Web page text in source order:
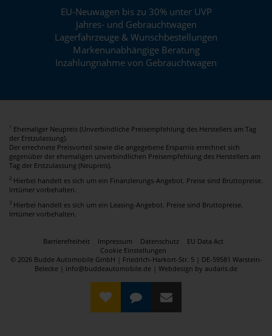
EU-Neuwagen bis zu 30% unter UVP
Jahres- und Gebrauchtwagen
Lagerfahrzeuge & Wunschbestellungen
Markenunabhängige Beratung
Inzahlungnahme von Gebrauchtwagen
1
Ehemaliger Neupreis (Unverbindliche Preisempfehlung des Herstellers am Tag
der Erstzulassung).
Der errechnete Preisvorteil sowie die angegebene Ersparnis errechnet sich
gegenüber der ehemaligen unverbindlichen Preisempfehlung des Herstellers am
Tag der Erstzulassung (Neupreis).
2 Hierbei handelt es sich um ein Finanzierungs-Angebot. Preise sind Bruttopreise.
Irrtümer vorbehalten.
3 Hierbei handelt es sich um ein Leasing-Angebot. Preise sind Bruttopreise.
Irrtümer vorbehalten.
Barrierefreiheit Impressum Datenschutz
EU Data Act
Cookie Einstellungen
© 2026 Budde Automobile GmbH | Friedrich-Harkort-Str. 5 | DE-59581 Warstein-
Belecke | info@buddeautomobile.de | Webdesign by audaris.de